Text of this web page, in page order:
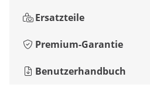
Ersatzteile
Premium-Garantie
Benutzerhandbuch